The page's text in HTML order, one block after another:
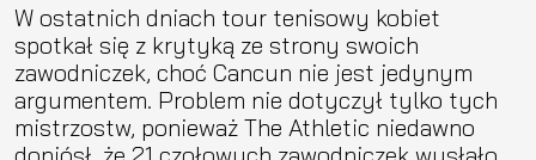
W ostatnich dniach tour tenisowy kobiet
spotkał się z krytyką ze strony swoich
zawodniczek, choć Cancun nie jest jedynym
argumentem. Problem nie dotyczył tylko tych
mistrzostw, ponieważ The Athletic niedawno